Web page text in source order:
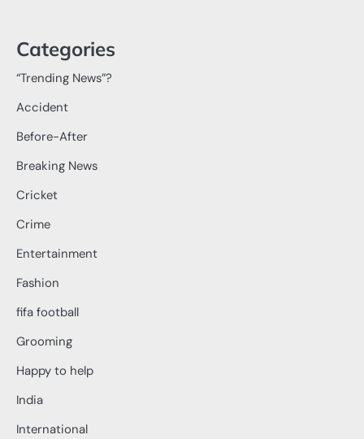
Categories
“Trending News”?
Accident
Before-After
Breaking News
Cricket
Crime
Entertainment
Fashion
fifa football
Grooming
Happy to help
India
International